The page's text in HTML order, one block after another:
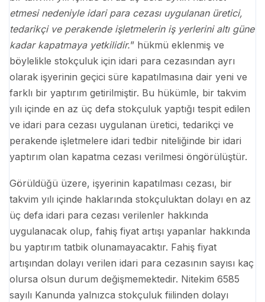
etmesi nedeniyle idari para cezası uygulanan üretici,
tedarikçi ve perakende işletmelerin iş yerlerini altı güne
kadar kapatmaya yetkilidir.” hükmü eklenmiş ve
böylelikle stokçuluk için idari para cezasından ayrı
olarak işyerinin geçici süre kapatılmasına dair yeni ve
farklı bir yaptırım getirilmiştir. Bu hükümle, bir takvim
yılı içinde en az üç defa stokçuluk yaptığı tespit edilen
ve idari para cezası uygulanan üretici, tedarikçi ve
perakende işletmelere idari tedbir niteliğinde bir idari
yaptırım olan kapatma cezası verilmesi öngörülüştür.
Görüldüğü üzere, işyerinin kapatılması cezası, bir
takvim yılı içinde haklarında stokçuluktan dolayı en az
üç defa idari para cezası verilenler hakkında
uygulanacak olup, fahiş fiyat artışı yapanlar hakkında
bu yaptırım tatbik olunamayacaktır. Fahiş fiyat
artışından dolayı verilen idari para cezasının sayısı kaç
olursa olsun durum değişmemektedir. Nitekim 6585
sayılı Kanunda yalnızca stokçuluk fiilinden dolayı